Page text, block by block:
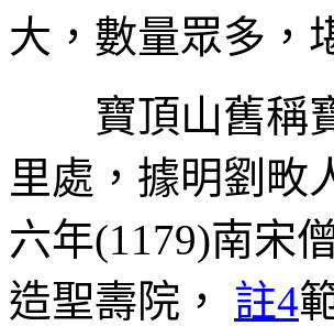
大，數量眾多，
寶頂山舊稱寶
里處，據明劉畋
六年(1179)南宋
造聖壽院，
註4